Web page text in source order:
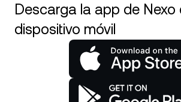
Descarga la app de Nexo
dispositivo móvil